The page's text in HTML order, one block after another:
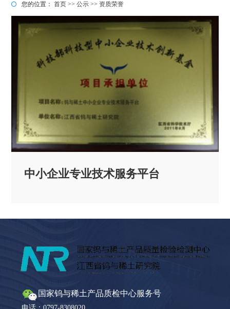
您的位置： 首页>>公示>> 资质荣誉
中小企业专业技术服务平台
国家钨与稀土产品质检中心服务号